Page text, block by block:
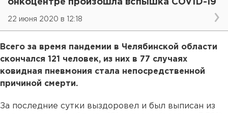
онкоцентре произошла вспышка COVID-19
22 июня 2020 в 12:18
Всего за время пандемии в Челябинской области
скончался 121 человек, из них в 77 случаях
ковидная пневмония стала непосредственной
причиной смерти.
За последние сутки выздоровел и был выписан из